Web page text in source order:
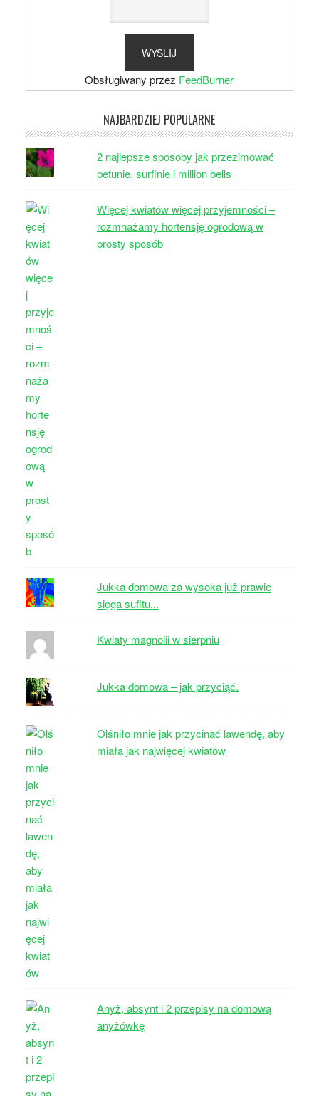
Obsługiwany przez FeedBurner
NAJBARDZIEJ POPULARNE
2 najlepsze sposoby jak przezimować
petunie, surfinie i million bells
Więcej kwiatów więcej przyjemności –
rozmnażamy hortensję ogrodową w
prosty sposób
Jukka domowa za wysoka już prawie
sięga sufitu...
Kwiaty magnolii w sierpniu
Jukka domowa – jak przyciąć.
Olśniło mnie jak przycinać lawendę, aby
miała jak najwięcej kwiatów
Anyż, absynt i 2 przepisy na domową
anyżówkę